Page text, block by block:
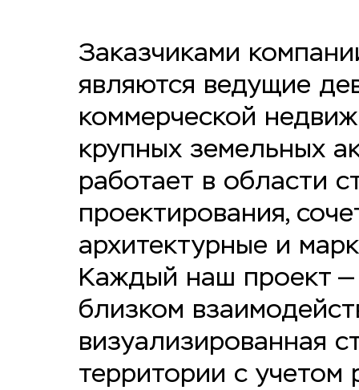
Заказчиками
являются ведущие
коммерческой
крупных земельных
работает в области
проектирования,
архитектурные и
Каждый наш проект —
близком
визуализированная
территории с учетом